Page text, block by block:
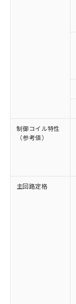
制御コイル特性
（参考値）
主回路定格